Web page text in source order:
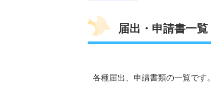
届出・申請書一覧
各種届出、申請書類の一覧です